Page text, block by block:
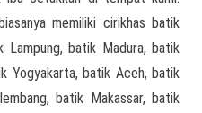
memiliki cirikhas batik
batik Madura, batik
Yogyakarta, batik Aceh, batik
batik Makassar, batik